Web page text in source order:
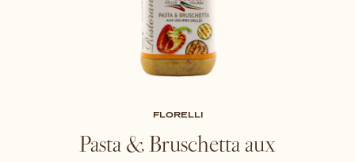
FLORELLI
Pasta & Bruschetta aux